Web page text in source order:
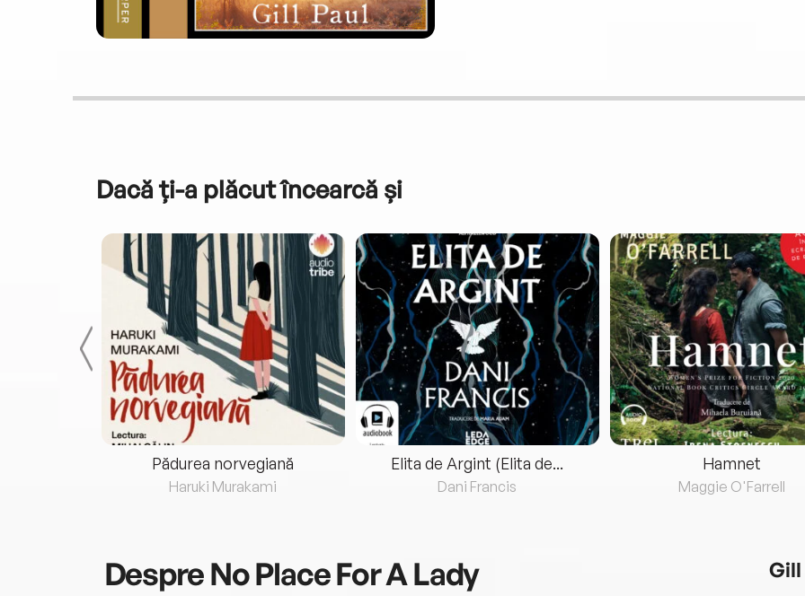
Dacă ți-a plăcut încearcă și
Pădurea norvegiană
Haruki Murakami
Elita de Argint (Elita de...
Dani Francis
Hamnet
Maggie O'Farrell
DespreNo Place For A Lady Gill